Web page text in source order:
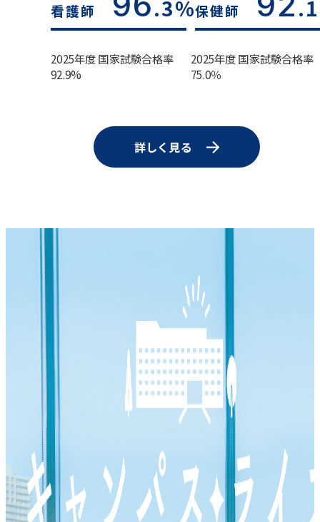
看護師 .3%保健師
2025年度 国家試験合格率
92.9%
2025年度 国家試験合格率
75.0％
詳しく見る